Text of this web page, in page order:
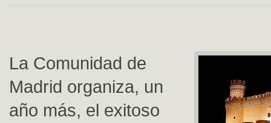
La Comunidad de
Madrid organiza, un
año más, el exitoso